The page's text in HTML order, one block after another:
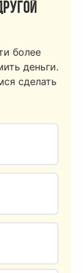
более
деньги.
сделать